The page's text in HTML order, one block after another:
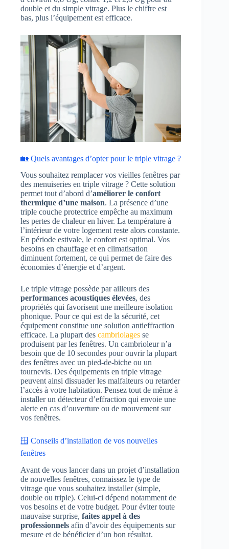
double et du simple vitrage. Plus le chiffre est
bas, plus l’équipement est efficace.
🏡 Quels avantages d’opter pour le triple vitrage ?
Vous souhaitez remplacer vos vieilles fenêtres par
des menuiseries en triple vitrage ? Cette solution
permet tout d’abord d’améliorer le confort
thermique d’une maison. La présence d’une
triple couche protectrice empêche au maximum
les pertes de chaleur en hiver. La température à
l’intérieur de votre logement reste alors constante.
En période estivale, le confort est optimal. Vos
besoins en chauffage et en climatisation
diminuent fortement, ce qui permet de faire des
économies d’énergie et d’argent.
Le triple vitrage possède par ailleurs des
performances acoustiques élevées, des
propriétés qui favorisent une meilleure isolation
phonique. Pour ce qui est de la sécurité, cet
équipement constitue une solution antieffraction
efficace. La plupart des cambriolages se
produisent par les fenêtres. Un cambrioleur n’a
besoin que de 10 secondes pour ouvrir la plupart
des fenêtres avec un pied-de-biche ou un
tournevis. Des équipements en triple vitrage
peuvent ainsi dissuader les malfaiteurs ou retarder
l’accès à votre habitation. Pensez tout de même à
installer un détecteur d’effraction qui envoie une
alerte en cas d’ouverture ou de mouvement sur
vos fenêtres.
🪟 Conseils d’installation de vos nouvelles
fenêtres
Avant de vous lancer dans un projet d’installation
de nouvelles fenêtres, connaissez le type de
vitrage que vous souhaitez installer (simple,
double ou triple). Celui-ci dépend notamment de
vos besoins et de votre budget. Pour éviter toute
mauvaise surprise, faites appel à des
professionnels afin d’avoir des équipements sur
mesure et de bénéficier d’un bon résultat.